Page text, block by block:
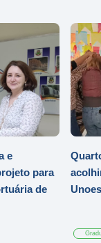
e
para
de